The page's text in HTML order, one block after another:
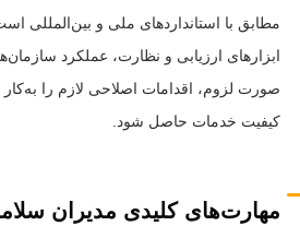
مطابق با استانداردهای ملی و بین‌المللی
ابزارهای ارزیابی و نظارت، عملکرد
صورت لزوم، اقدامات اصلاحی لازم را به‌کار
کیفیت خدمات حاصل شود.
مهارت‌های کلیدی مدیران